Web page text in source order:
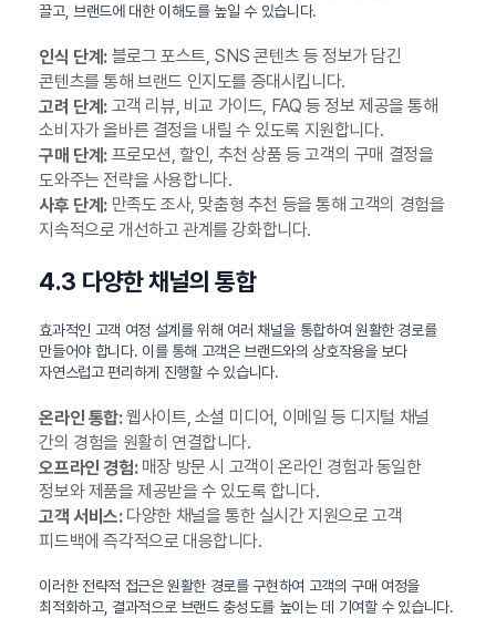
끌고, 브랜드에 대한 이해도를 높일 수 있습니다.
인식 단계:블로그 포스트, SNS 콘텐츠 등 정보가 담긴
콘텐츠를 통해 브랜드 인지도를 증대시킵니다.
고려 단계:고객 리뷰, 비교 가이드, FAQ 등 정보 제공을 통해
소비자가 올바른 결정을 내릴 수 있도록 지원합니다.
구매 단계:프로모션, 할인, 추천 상품 등 고객의 구매 결정을
도와주는 전략을 사용합니다.
사후 단계:만족도 조사, 맞춤형 추천 등을 통해 고객의 경험을
지속적으로 개선하고 관계를 강화합니다.
4.3 다양한 채널의 통합
효과적인 고객 여정 설계를 위해 여러 채널을 통합하여 원활한 경로를
만들어야 합니다. 이를 통해 고객은 브랜드와의 상호작용을 보다
자연스럽고 편리하게 진행할 수 있습니다.
온라인 통합:웹사이트, 소셜 미디어, 이메일 등 디지털 채널
간의 경험을 원활히 연결합니다.
오프라인 경험:매장 방문 시 고객이 온라인 경험과 동일한
정보와 제품을 제공받을 수 있도록 합니다.
고객 서비스:다양한 채널을 통한 실시간 지원으로 고객
피드백에 즉각적으로 대응합니다.
이러한 전략적 접근은 원활한 경로를 구현하여 고객의 구매 여정을
최적화하고, 결과적으로 브랜드 충성도를 높이는 데 기여할 수 있습니다.